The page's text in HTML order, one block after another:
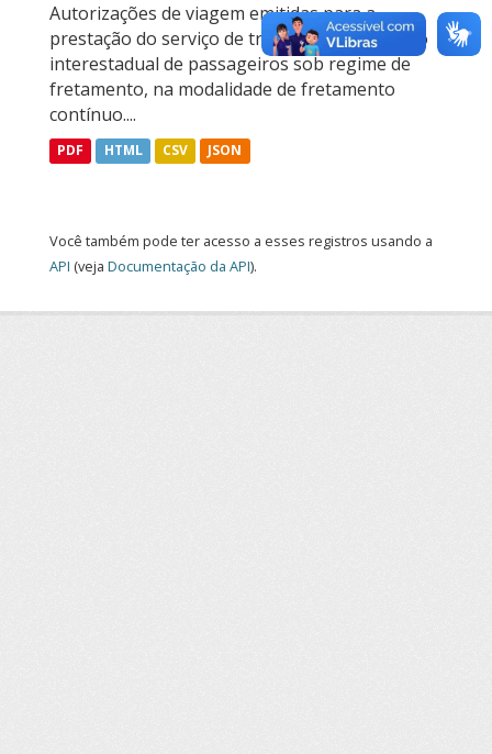
Autorizações de viagem emitidas para a
prestação do serviço de transporte rodoviário
interestadual de passageiros sob regime de
fretamento, na modalidade de fretamento
contínuo....
PDF HTML CSV JSON
Você também pode ter acesso a esses registros usando a
API (veja Documentação da API).